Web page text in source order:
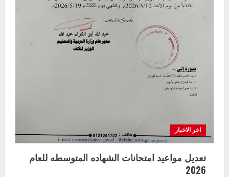
اخر الاخبار
تعديل مواعيد امتحانات الشهاده المتوسطه للعام
2026